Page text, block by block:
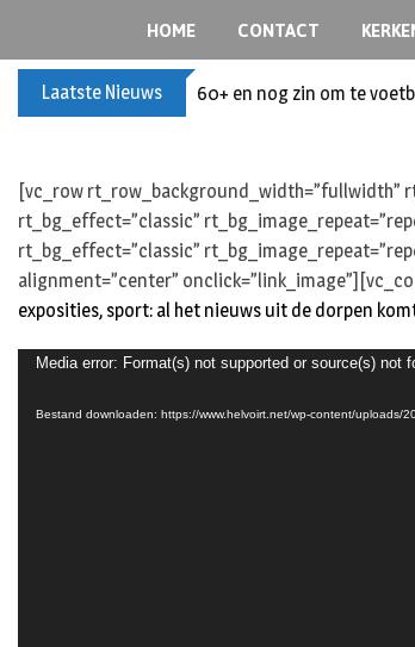
HOME CONTACT
Laatste Nieuws 60+ en nog zin om te
[vc_row rt_row_background_width=”fullwidth”
rt_bg_effect=”classic”
rt_bg_effect=”classic”
alignment=”center”
exposities, sport: al het nieuws uit de dorpen
Videospeler
Media error: Format(s) not supported or source(s) not
Bestand downloaden: https://www.helvoirt.net/wp-content/uploads/